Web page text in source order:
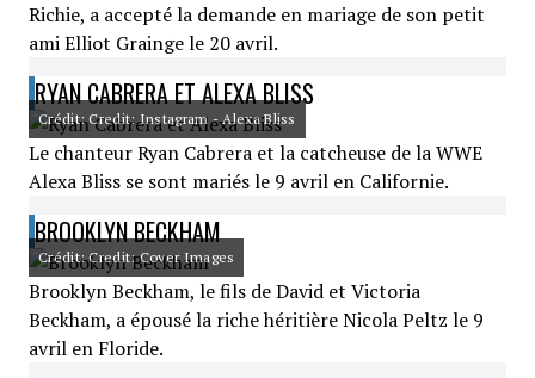
Richie, a accepté la demande en mariage de son petit
ami Elliot Grainge le 20 avril.
RYAN CABRERA ET ALEXA BLISS
Crédit: Credit: Instagram - Alexa Bliss
Le chanteur Ryan Cabrera et la catcheuse de la WWE
Alexa Bliss se sont mariés le 9 avril en Californie.
BROOKLYN BECKHAM
Crédit: Credit: Cover Images
Brooklyn Beckham, le fils de David et Victoria
Beckham, a épousé la riche héritière Nicola Peltz le 9
avril en Floride.